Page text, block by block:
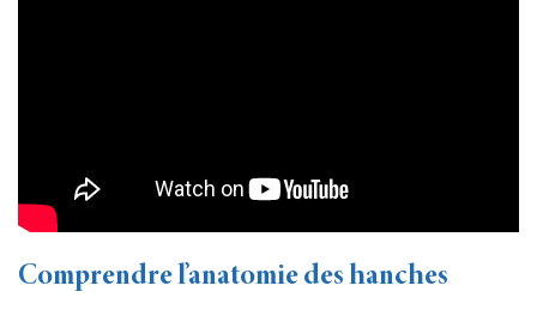
Comprendre l’anatomie des hanches